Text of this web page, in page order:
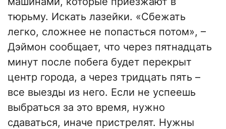
тюрьму. Искать лазейки. «Сбежать
легко, сложнее не попасться потом», –
Дэймон сообщает, что через пятнадцать
минут после побега будет перекрыт
центр города, а через тридцать пять –
все выезды из него. Если не успеешь
выбраться за это время, нужно
сдаваться, иначе пристрелят. Нужны